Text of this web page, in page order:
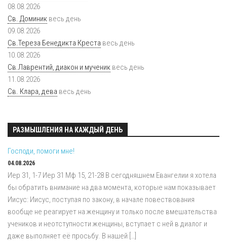
08.08.2026
Св. Доминик весь день
09.08.2026
Св.Тереза Бенедикта Креста весь день
10.08.2026
Св.Лаврентий, диакон и мученик весь день
11.08.2026
Св. Клара, дева весь день
РАЗМЫШЛЕНИЯ НА КАЖДЫЙ ДЕНЬ
Господи, помоги мне!
04.08.2026
Иер 31, 1-7 Иер 31 Мф 15, 21-28 В сегодняшнем Евангелии я хотела
бы обратить внимание на два момента, которые нам показывает
Иисус: Иисус, поступая по закону, в начале повествования
вообще не реагирует на женщину и только после вмешательства
учеников и неотступности женщины, вступает с ней в диалог и
даже выполняет её просьбу. В нашей […]